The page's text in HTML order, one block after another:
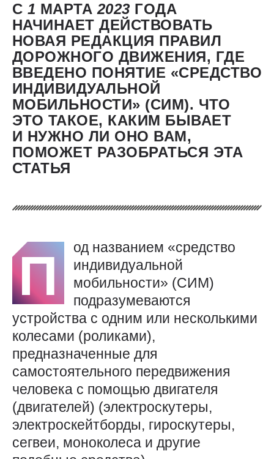
С 1 МАРТА 2023 ГОДА
НАЧИНАЕТ ДЕЙСТВОВАТЬ
НОВАЯ РЕДАКЦИЯ ПРАВИЛ
ДОРОЖНОГО ДВИЖЕНИЯ, ГДЕ
ВВЕДЕНО ПОНЯТИЕ «СРЕДСТВО
ИНДИВИДУАЛЬНОЙ
МОБИЛЬНОСТИ» (СИМ). ЧТО
ЭТО ТАКОЕ, КАКИМ БЫВАЕТ
И НУЖНО ЛИ ОНО ВАМ,
ПОМОЖЕТ РАЗОБРАТЬСЯ ЭТА
СТАТЬЯ
П
од названием «средство
индивидуальной
мобильности» (СИМ)
подразумеваются
устройства с одним или несколькими
колесами (роликами),
предназначенные для
самостоятельного передвижения
человека с помощью двигателя
(двигателей) (электроскутеры,
электроскейтборды, гироскутеры,
сегвеи, моноколеса и другие